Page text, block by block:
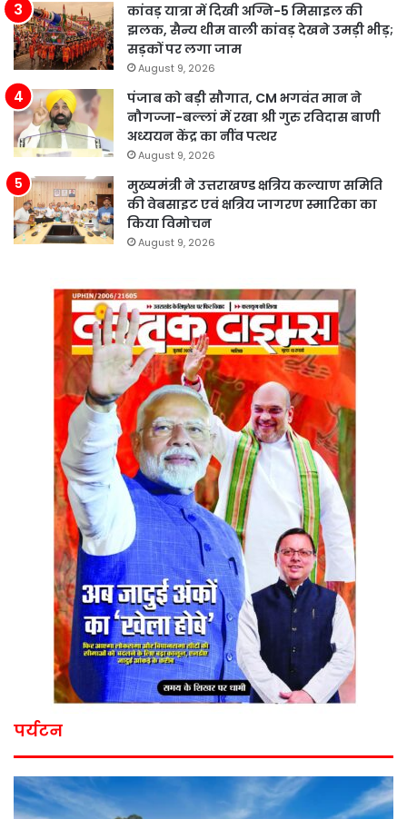
कांवड़ यात्रा में दिखी अग्नि-5 मिसाइल की
झलक, सैन्य थीम वाली कांवड़ देखने उमड़ी भीड़;
सड़कों पर लगा जाम
August 9, 2026
पंजाब को बड़ी सौगात, CM भगवंत मान ने
नौगज्जा-बल्लां में रखा श्री गुरु रविदास बाणी
अध्ययन केंद्र का नींव पत्थर
August 9, 2026
मुख्यमंत्री ने उत्तराखण्ड क्षत्रिय कल्याण समिति
की वेबसाइट एवं क्षत्रिय जागरण स्मारिका का
किया विमोचन
August 9, 2026
पर्यटन